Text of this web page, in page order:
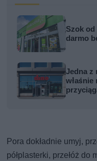
Szok
darmo
Jedna z
właśnie
Pora dokładnie umyj,
półplasterki, przełóż do